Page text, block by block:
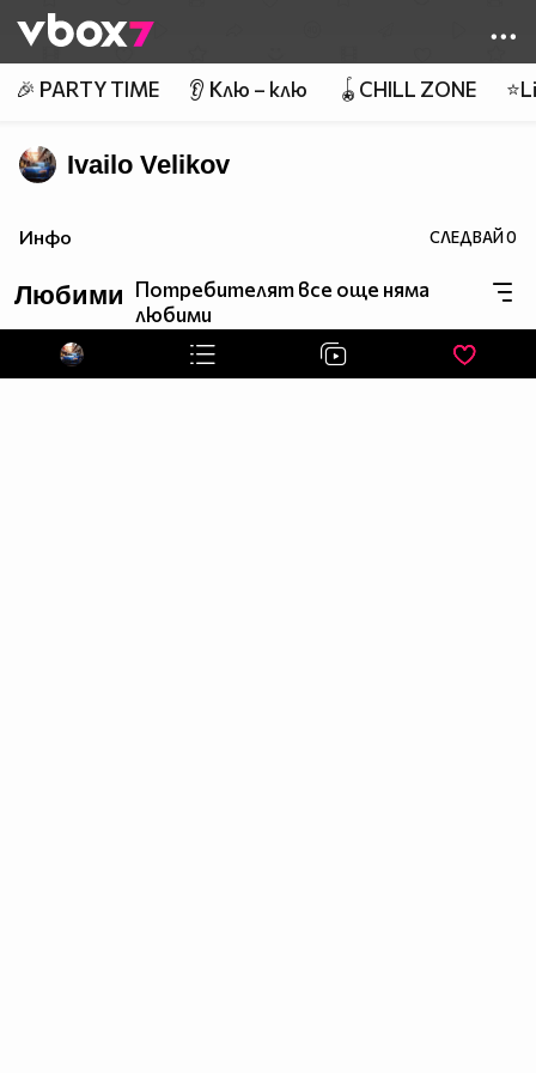
👾
🎉 PARTY TIME 👂 Клю – клю 🪀CHILL ZONE
Ivailo Velikov
Инфо СЛЕДВАЙ0
Любими Потребителят все още няма
любими